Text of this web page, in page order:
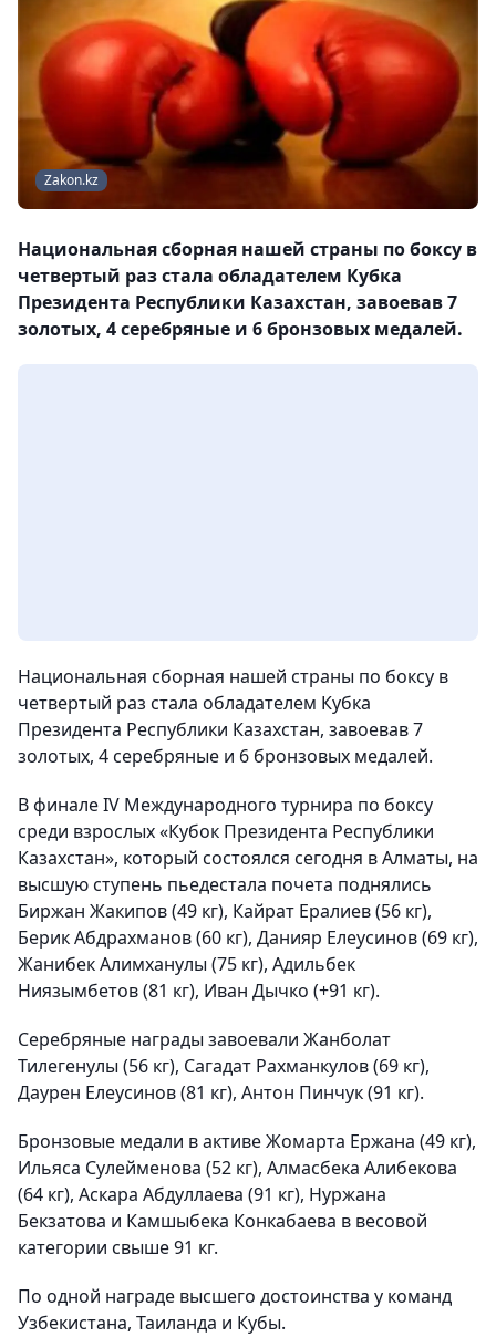
Zakon.kz
Национальная сборная нашей страны по боксу в
четвертый раз стала обладателем Кубка
Президента Республики Казахстан, завоевав 7
золотых, 4 серебряные и 6 бронзовых медалей.
Национальная сборная нашей страны по боксу в
четвертый раз стала обладателем Кубка
Президента Республики Казахстан, завоевав 7
золотых, 4 серебряные и 6 бронзовых медалей.
В финале IV Международного турнира по боксу
среди взрослых «Кубок Президента Республики
Казахстан», который состоялся сегодня в Алматы, на
высшую ступень пьедестала почета поднялись
Биржан Жакипов (49 кг), Кайрат Ералиев (56 кг),
Берик Абдрахманов (60 кг), Данияр Елеусинов (69 кг),
Жанибек Алимханулы (75 кг), Адильбек
Ниязымбетов (81 кг), Иван Дычко (+91 кг).
Серебряные награды завоевали Жанболат
Тилегенулы (56 кг), Сагадат Рахманкулов (69 кг),
Даурен Елеусинов (81 кг), Антон Пинчук (91 кг).
Бронзовые медали в активе Жомарта Ержана (49 кг),
Ильяса Сулейменова (52 кг), Алмасбека Алибекова
(64 кг), Аскара Абдуллаева (91 кг), Нуржана
Бекзатова и Камшыбека Конкабаева в весовой
категории свыше 91 кг.
По одной награде высшего достоинства у команд
Узбекистана, Таиланда и Кубы.